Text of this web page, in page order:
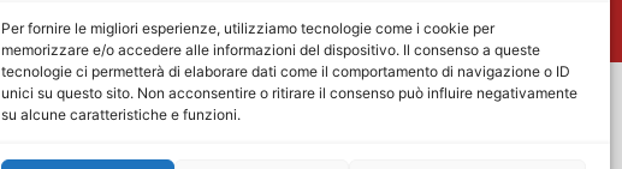
Per fornire le migliori esperienze, utilizziamo tecnologie come i cookie per
memorizzare e/o accedere alle informazioni del dispositivo. Il consenso a queste
tecnologie ci permetterà di elaborare dati come il comportamento di navigazione o ID
unici su questo sito. Non acconsentire o ritirare il consenso può influire negativamente
su alcune caratteristiche e funzioni.